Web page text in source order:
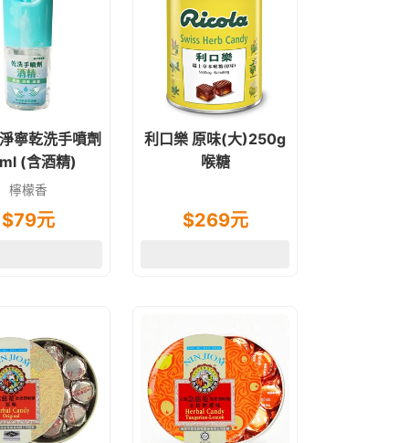
寧乾洗手噴劑
(含酒精)
檸檬香
$79元
利口樂 原味(大)250g
喉糖
$269元